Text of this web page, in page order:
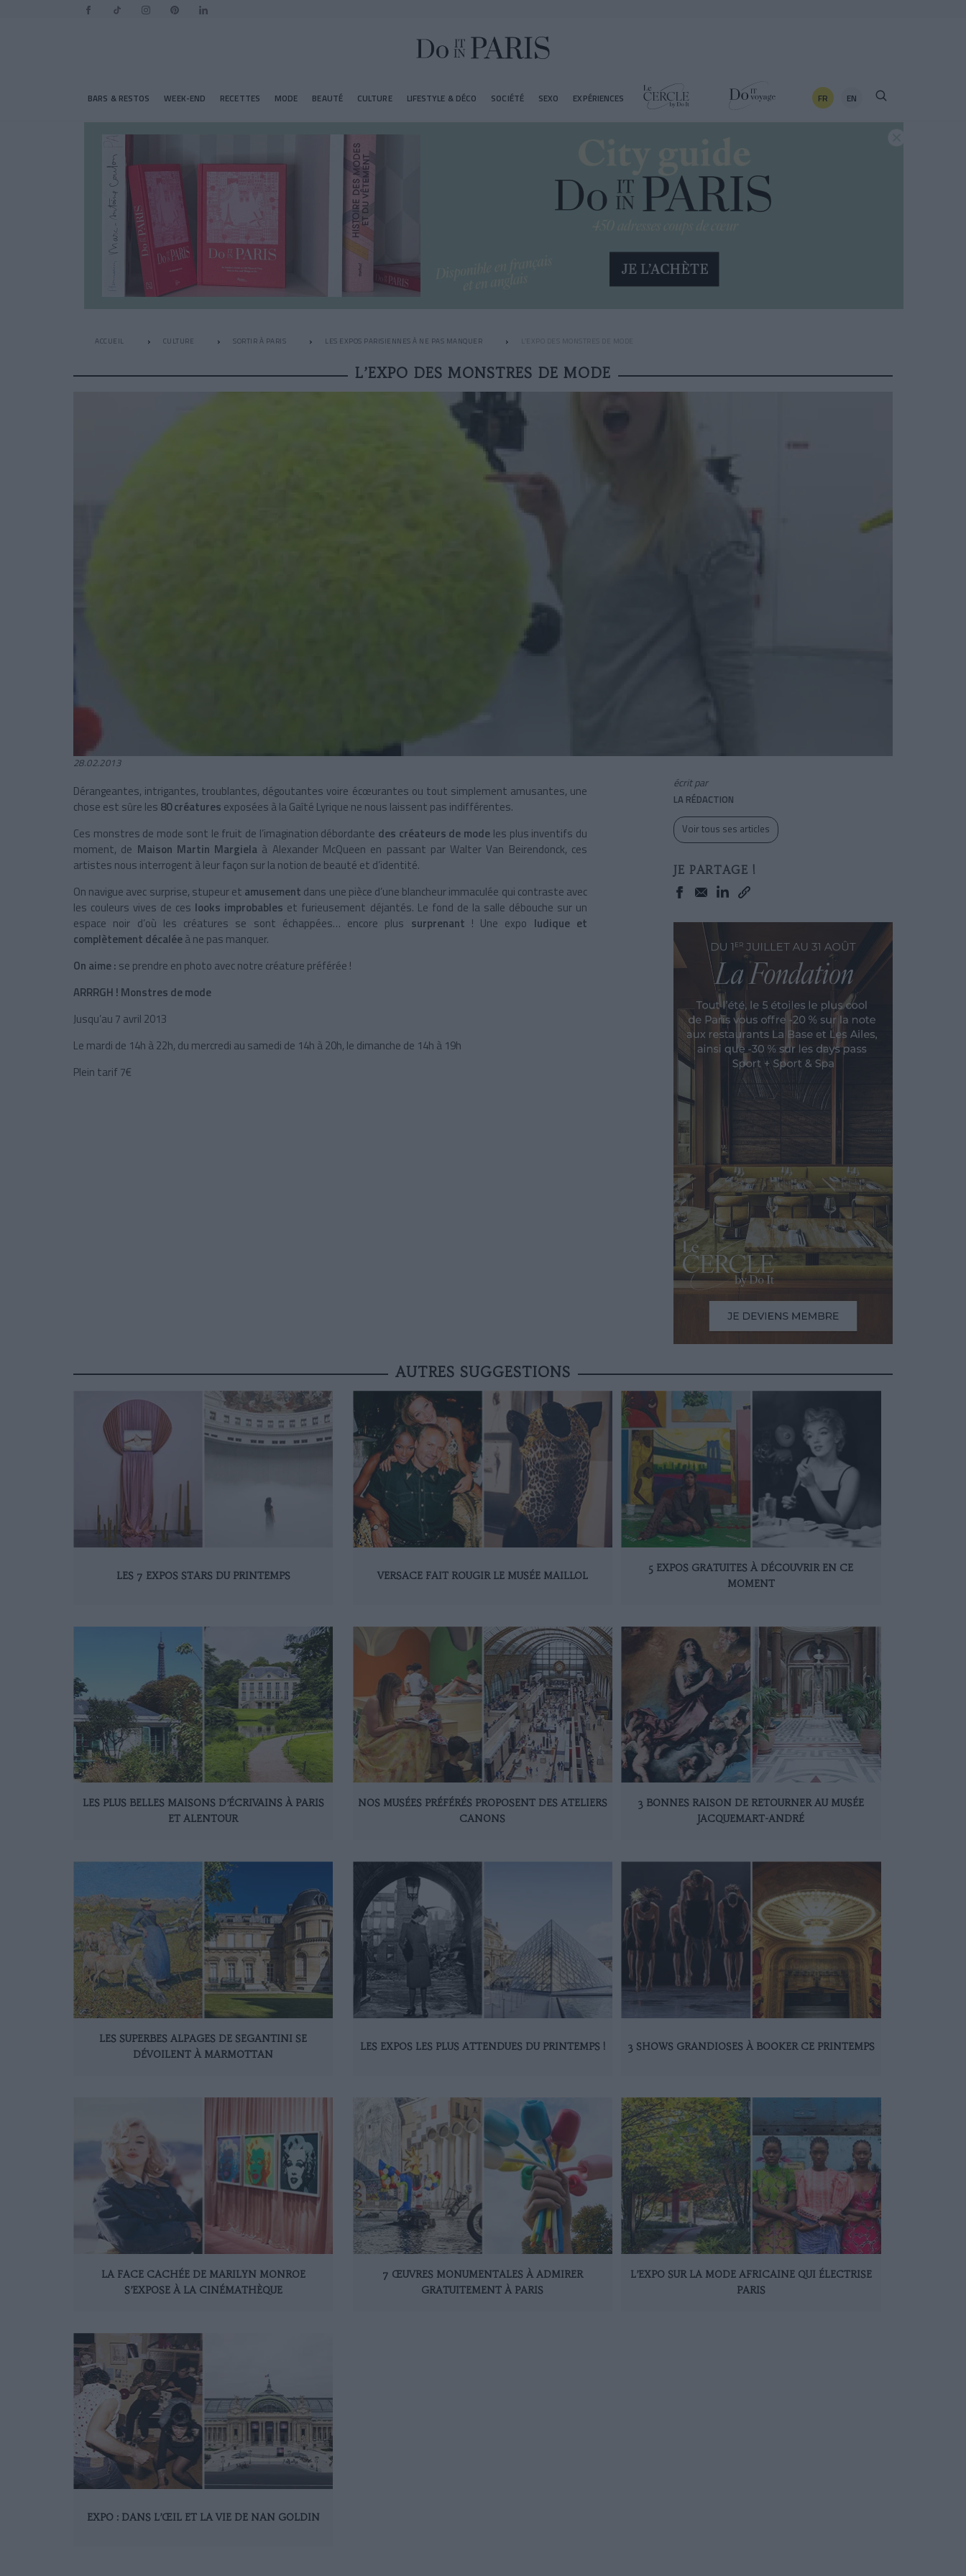
BARS & RESTOS WEEK-END RECETTES MODE BEAUTÉ CULTURE LIFESTYLE & DÉCO SOCIÉTÉ SEXO EXPÉRIENCES FR EN
ACCUEIL CULTURE SORTIR À PARIS LES EXPOS PARISIENNES À NE PAS MANQUER L’EXPO DES MONSTRES DE MODE
L’EXPO DES MONSTRES DE MODE
28.02.2013
Dérangeantes, intrigantes, troublantes, dégoutantes voire écœurantes ou tout simplement amusantes, une
chose est sûre les 80 créatures exposées àla Gaîté Lyrique ne nous laissent pas indifférentes.
Ces monstres de mode sont le fruit de l’imagination débordante des créateurs de mode les plus inventifs du
moment, de Maison Martin Margiela à Alexander McQueen en passant par Walter Van Beirendonck, ces
artistes nous interrogent à leur façon sur la notion de beauté et d’identité.
On navigue avec surprise, stupeur et amusement dans une pièce d’une blancheur immaculée qui contraste avec
les couleurs vives de ces looks improbables et furieusement déjantés. Le fond de la salle débouche sur un
espace noir d’où les créatures se sont échappées… encore plus surprenant ! Une expo ludique et
complètement décaléeà ne pas manquer.
On aime : se prendre en photo avec notre créature préférée !
ARRRGH ! Monstres de mode
Jusqu’au 7 avril 2013
Le mardi de 14h à 22h, du mercredi au samedi de 14h à 20h, le dimanche de 14h à 19h
Plein tarif 7€
écrit par
LA RÉDACTION
Voir tous ses articles
JE PARTAGE !
AUTRES SUGGESTIONS
LES 7 EXPOS STARS DU PRINTEMPS VERSACE FAIT ROUGIR LE MUSÉE MAILLOL
5 EXPOS GRATUITES À DÉCOUVRIR EN CE
MOMENT
LES PLUS BELLES MAISONS D’ÉCRIVAINS À PARIS
ET ALENTOUR
NOS MUSÉES PRÉFÉRÉS PROPOSENT DES ATELIERS
CANONS
3 BONNES RAISON DE RETOURNER AU MUSÉE
JACQUEMART-ANDRÉ
LES SUPERBES ALPAGES DE SEGANTINI SE
DÉVOILENT À MARMOTTAN
LES EXPOS LES PLUS ATTENDUES DU PRINTEMPS ! 3 SHOWS GRANDIOSES À BOOKER CE PRINTEMPS
LA FACE CACHÉE DE MARILYN MONROE
S’EXPOSE À LA CINÉMATHÈQUE
7 ŒUVRES MONUMENTALES À ADMIRER
GRATUITEMENT À PARIS
L’EXPO SUR LA MODE AFRICAINE QUI ÉLECTRISE
PARIS
EXPO : DANS L’ŒIL ET LA VIE DE NAN GOLDIN